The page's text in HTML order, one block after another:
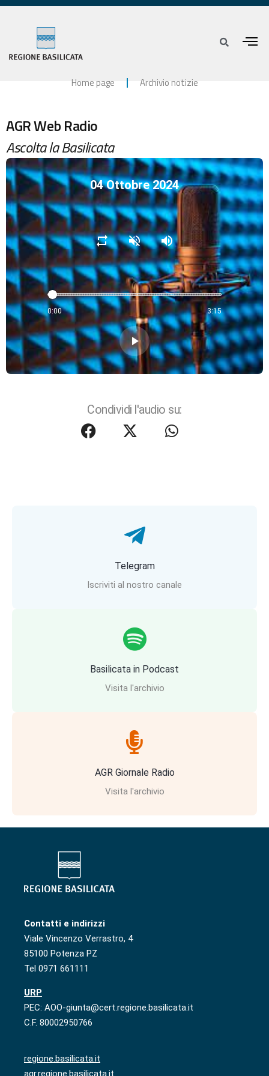
Home page Archivio notizie
AGR Web Radio
Ascolta la Basilicata
04 Ottobre 2024
repeat volume_off volume_up
0:00 3:15
play_arrow
Condividi l'audio su:
Telegram
Iscriviti al nostro canale
Basilicata in Podcast
Visita l'archivio
AGR Giornale Radio
Visita l'archivio
Contatti e indirizzi
Viale Vincenzo Verrastro, 4
85100 Potenza PZ
Tel 0971 661111
URP
PEC: AOO-giunta@cert.regione.basilicata.it
C.F. 80002950766
regione.basilicata.it
agr.regione.basilicata.it